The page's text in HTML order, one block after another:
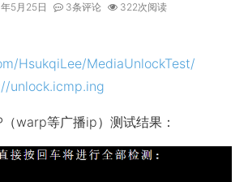
5月25日 3条评论 322次阅读
HsukqiLee/MediaUnlockTest/
unlock.icmp.ing
warp等广播ip）测试结果：